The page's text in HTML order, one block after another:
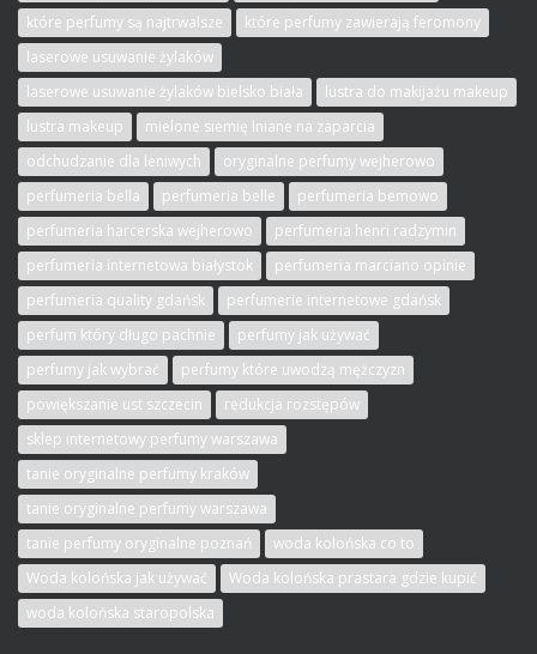
które perfumy są najtrwalsze
które perfumy zawierają feromony
laserowe usuwanie żylaków
laserowe usuwanie żylaków bielsko biała
lustra do makijażu makeup
lustra makeup
mielone siemię lniane na zaparcia
odchudzanie dla leniwych
oryginalne perfumy wejherowo
perfumeria bella
perfumeria belle
perfumeria bemowo
perfumeria harcerska wejherowo
perfumeria henri radzymin
perfumeria internetowa białystok
perfumeria marciano opinie
perfumeria quality gdańsk
perfumerie internetowe gdańsk
perfum który długo pachnie
perfumy jak używać
perfumy jak wybrać
perfumy które uwodzą mężczyzn
powiększanie ust szczecin
redukcja rozstępów
sklep internetowy perfumy warszawa
tanie oryginalne perfumy kraków
tanie oryginalne perfumy warszawa
tanie perfumy oryginalne poznań
woda kolońska co to
Woda kolońska jak używać
Woda kolońska prastara gdzie kupić
woda kolońska staropolska